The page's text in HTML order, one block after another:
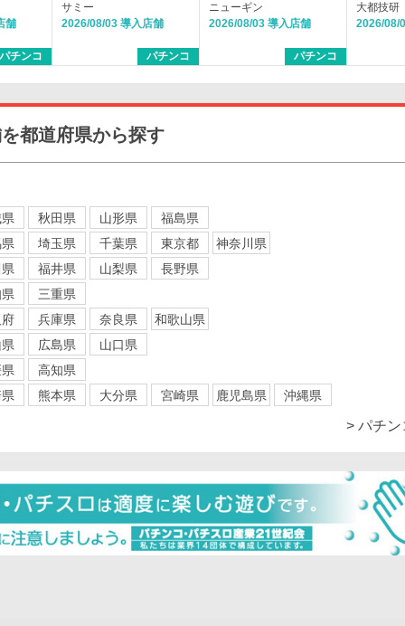
舗
パチンコ
サミー
2026/08/03 導入店舗
パチンコ
ニューギン
2026/08/03 導入店舗
パチンコ
大都技研
2026/08/
都道府県から探す
秋田県 山形県
福島県
埼玉県 千葉県 東京都
神奈川県
福井県 山梨県
長野県
三重県
兵庫県 奈良県
和歌山県
広島県
山口県
高知県
熊本県 大分県 宮崎県 鹿児島県 沖縄県
> パチ